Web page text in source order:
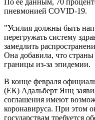
пневмонией COVID-19.
"Усилия должны быть
перегружать систему
замедлить
Она добавила, что
границы из-за эпидемии.
В конце февраля
(ЕК) Адальберт Янц
соглашения имеют
коронавируса. При этом
государствам требуется